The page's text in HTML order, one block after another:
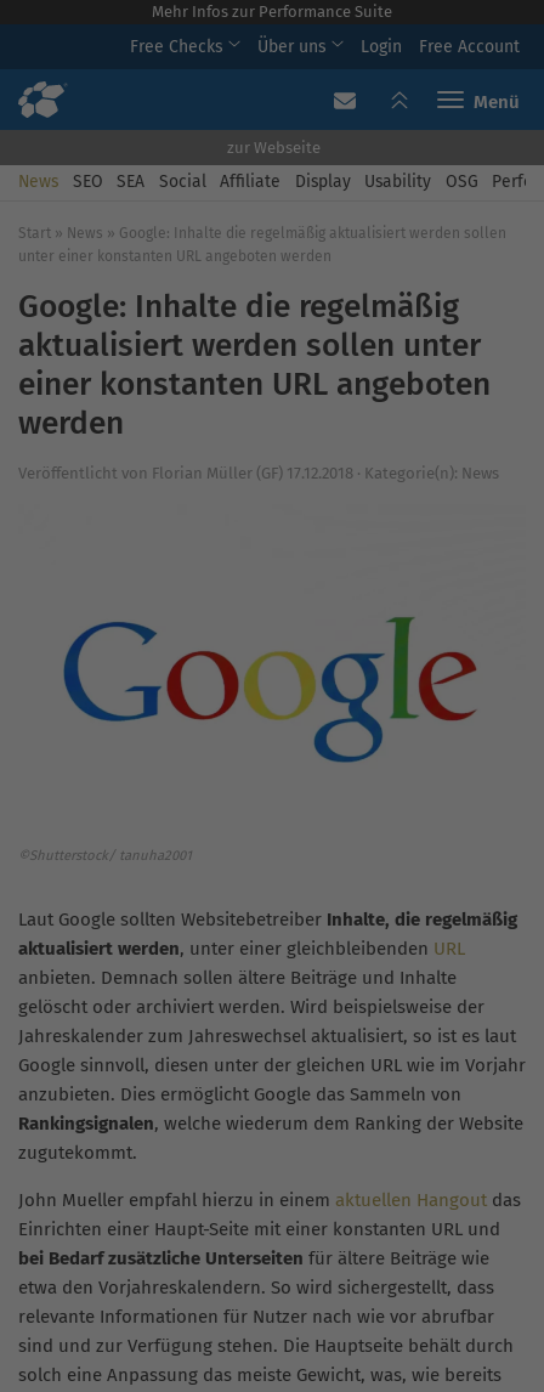
Mehr Infos zur Performance Suite
Free Checks Über uns Login Free Account
Toggle
zur Webseite
News SEO SEA Social Affiliate Display Usability OSG
Start » News » Google: Inhalte die regelmäßig aktualisiert werden sollen
unter einer konstanten URL angeboten werden
Google: Inhalte die regelmäßig
aktualisiert werden sollen unter
einer konstanten URL angeboten
werden
Veröffentlicht von Florian Müller (GF) 17.12.2018 · Kategorie(n): News
©Shutterstock/ tanuha2001
Laut Google sollten Websitebetreiber Inhalte, die regelmäßig
aktualisiert werden, unter einer gleichbleibenden URL
anbieten. Demnach sollen ältere Beiträge und Inhalte
gelöscht oder archiviert werden. Wird beispielsweise der
Jahreskalender zum Jahreswechsel aktualisiert, so ist es laut
Google sinnvoll, diesen unter der gleichen URL wie im Vorjahr
anzubieten. Dies ermöglicht Google das Sammeln von
Rankingsignalen, welche wiederum dem Ranking der Website
zugutekommt.
John Mueller empfahl hierzu in einem aktuellen Hangout das
Einrichten einer Haupt-Seite mit einer konstanten URL und
bei Bedarf zusätzliche Unterseiten für ältere Beiträge wie
etwa den Vorjahreskalendern. So wird sichergestellt, dass
relevante Informationen für Nutzer nach wie vor abrufbar
sind und zur Verfügung stehen. Die Hauptseite behält durch
solch eine Anpassung das meiste Gewicht, was, wie bereits